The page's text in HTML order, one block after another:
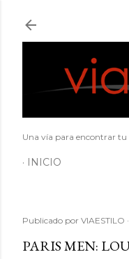
Una vía para encontrar tu
INICIO
Publicado por VIAESTILO
PARIS MEN: